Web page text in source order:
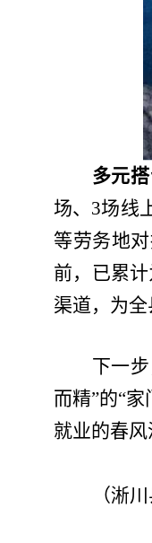
多元
场、3场线
等劳务地
前，已累计
渠道，为
下一
而精”的“
就业的春风
（淅